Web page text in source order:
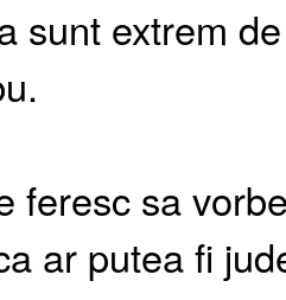
sunt extrem
feresc sa
ar putea fi